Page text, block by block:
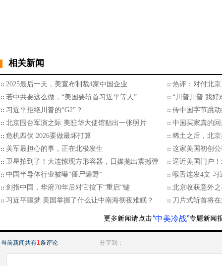
相关新闻
2025最后一天，美宣布制裁4家中国企业
热评：对付北
若中共要这么做，“美国要斩首习近平等人”
“川普川普 我好
习近平拒绝川普的“G2”？
传中国字节跳
北京围台军演之际 美驻华大使馆贴出一张照片
中国买家真的
危机四伏 2026要做最坏打算
稀土之后，北
美军最担心的事，正在北极发生
这家美国初创
卫星拍到了！大连惊现方形容器，日媒抛出震撼弹
逼近美国门户
中国半导体行业被曝“僵尸遍野”
喉舌连发4文 习
剑指中国，华府70年后对它按下“重启”键
北京收获意外
习近平噩梦 美国掌握了什么让中南海彻夜难眠？
刀片式斩首将
“中美冷战”
当前新闻共有1条评论 分享到：